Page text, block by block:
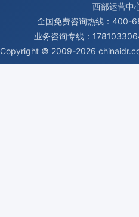
西部运营中
全国免费咨询热线：400-
业务咨询专线：
Copyright © 2009-2026